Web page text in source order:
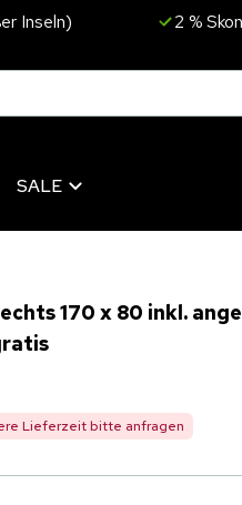
Inseln) 2 %
SALE
170 x 80 inkl.
Lieferzeit bitte anfragen